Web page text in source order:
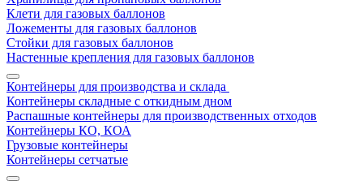
Клети для газовых баллонов
Ложементы для газовых баллонов
Стойки для газовых баллонов
Настенные крепления для газовых баллонов
Контейнеры для производства и склада
Контейнеры складные с откидным дном
Распашные контейнеры для производственных отходов
Контейнеры КО, КОА
Грузовые контейнеры
Контейнеры сетчатые